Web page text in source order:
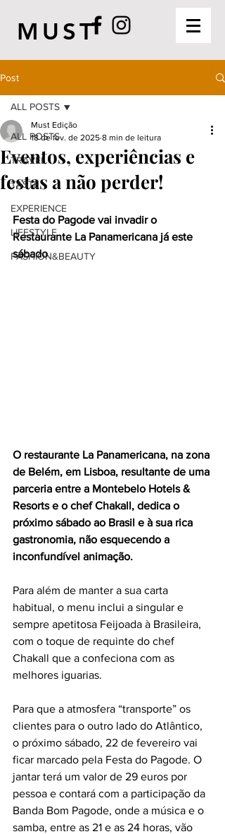
MUST
Post
ALL POSTS
TRAVEL
TASTE
EXPERIENCE
LIFESTYLE
FASHION&BEAUTY
ALL POSTS
Eventos, experiências e
festas a não perder!
Must Edição
18 de fev. de 2025 8 min de leitura
Festa do Pagode vai invadir o
Restaurante La Panamericana já este
sábado
O restaurante La Panamericana, na zona
de Belém, em Lisboa, resultante de uma
parceria entre a Montebelo Hotels &
Resorts e o chef Chakall, dedica o
próximo sábado ao Brasil e à sua rica
gastronomia, não esquecendo a
inconfundível animação.
Para além de manter a sua carta
habitual, o menu inclui a singular e
sempre apetitosa Feijoada à Brasileira,
com o toque de requinte do chef
Chakall que a confeciona com as
melhores iguarias.
Para que a atmosfera “transporte” os
clientes para o outro lado do Atlântico,
o próximo sábado, 22 de fevereiro vai
ficar marcado pela Festa do Pagode. O
jantar terá um valor de 29 euros por
pessoa e contará com a participação da
Banda Bom Pagode, onde a música e o
samba, entre as 21 e as 24 horas, vão